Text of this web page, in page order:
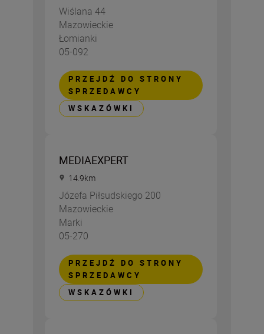
Wiślana 44
Mazowieckie
Łomianki
05-092
PRZEJDŹ DO STRONY
SPRZEDAWCY
WSKAZÓWKI
MEDIAEXPERT
14.9km
Józefa Piłsudskiego 200
Mazowieckie
Marki
05-270
PRZEJDŹ DO STRONY
SPRZEDAWCY
WSKAZÓWKI